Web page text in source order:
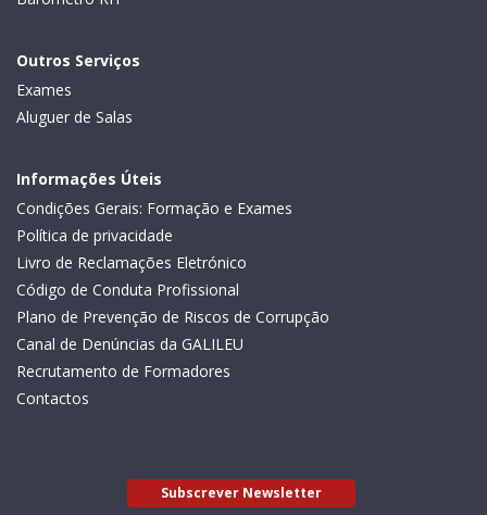
Outros Serviços
Exames
Aluguer de Salas
Informações Úteis
Condições Gerais: Formação e Exames
Política de privacidade
Livro de Reclamações Eletrónico
Código de Conduta Profissional
Plano de Prevenção de Riscos de Corrupção
Canal de Denúncias da GALILEU
Recrutamento de Formadores
Contactos
Subscrever Newsletter